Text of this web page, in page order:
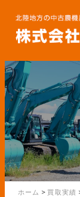
ホーム > 買取実績